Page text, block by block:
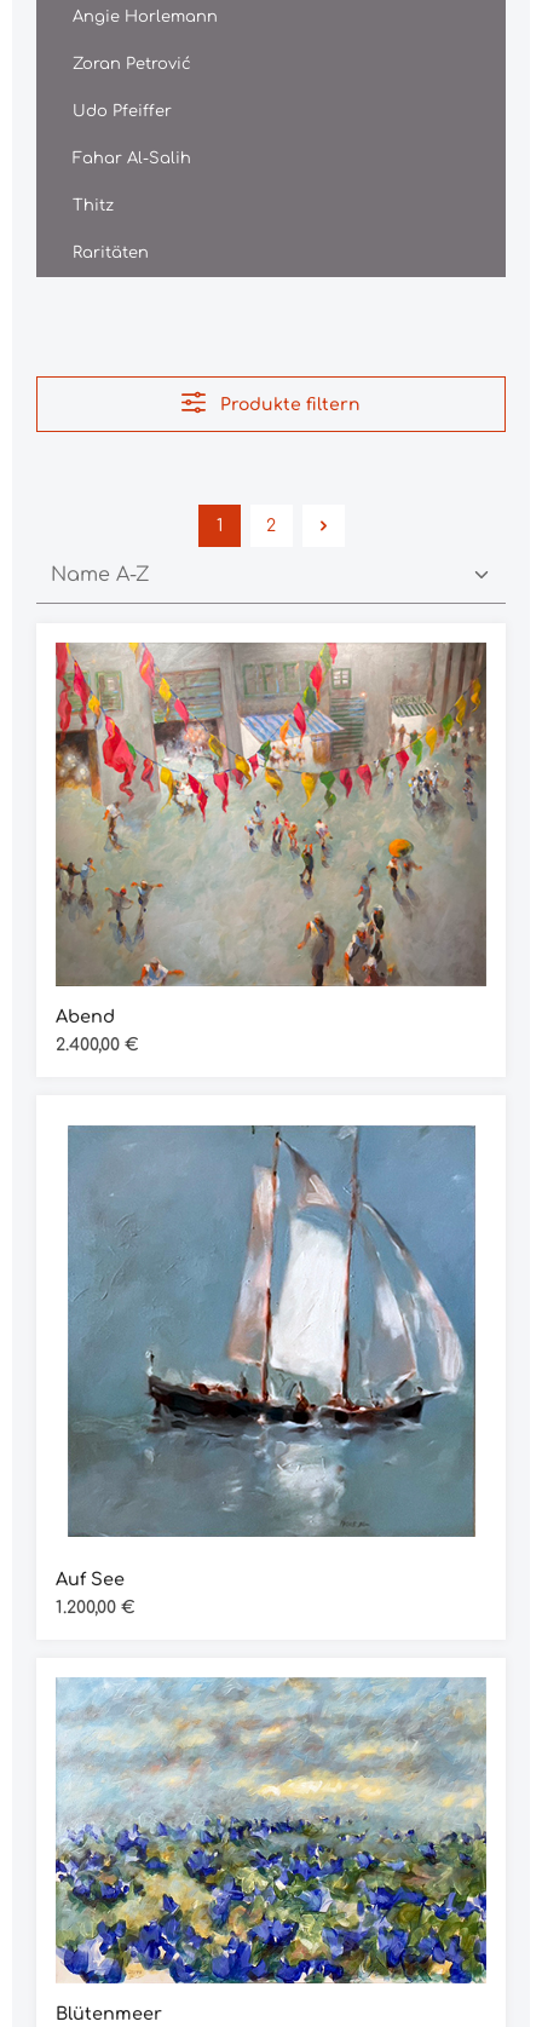
Angie Horlemann
Zoran Petrović
Udo Pfeiffer
Fahar Al-Salih
Thitz
Raritäten
Produkte filtern
Seite
1
Seite
2
Abend
Regulärer Preis:
2.400,00 €
Auf See
Regulärer Preis:
1.200,00 €
Blütenmeer